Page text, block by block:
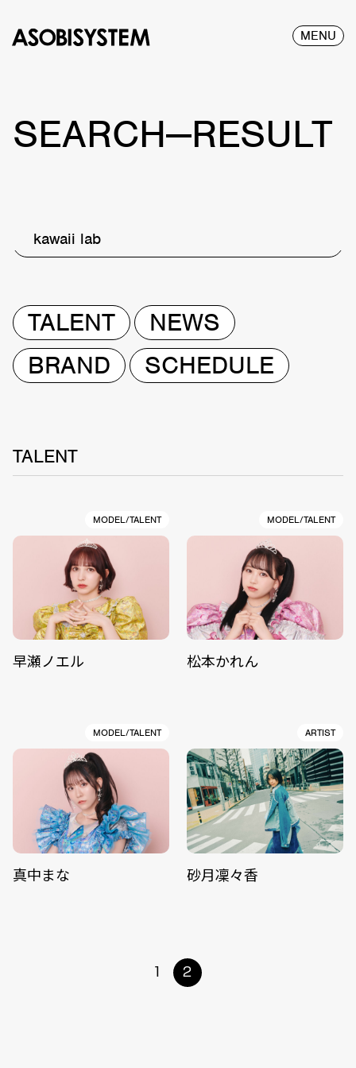
MENU
SEARCH—RESULT
kawaii lab
TALENT
NEWS
BRAND
SCHEDULE
TALENT
MODEL/TALENT
早瀬ノエル
MODEL/TALENT
松本かれん
MODEL/TALENT
真中まな
ARTIST
砂月凜々香
1 2